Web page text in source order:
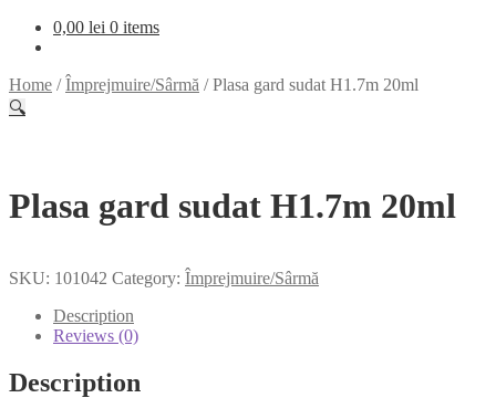
0,00 lei 0 items
Home /Împrejmuire/Sârmă /Plasa gard sudat H1.7m 20ml
🔍
Plasa gard sudat H1.7m 20ml
SKU: 101042 Category: Împrejmuire/Sârmă
Description
Reviews (0)
Description